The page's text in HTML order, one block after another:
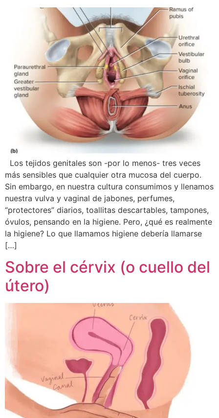
Los tejidos genitales son -por lo menos- tres veces
más sensibles que cualquier otra mucosa del cuerpo.
Sin embargo, en nuestra cultura consumimos y llenamos
nuestra vulva y vaginal de jabones, perfumes,
“protectores” diarios, toallitas descartables, tampones,
óvulos, pensando en la higiene. Pero, ¿qué es realmente
la higiene? Lo que llamamos higiene debería llamarse
[…]
Sobre el cérvix (o cuello del
útero)